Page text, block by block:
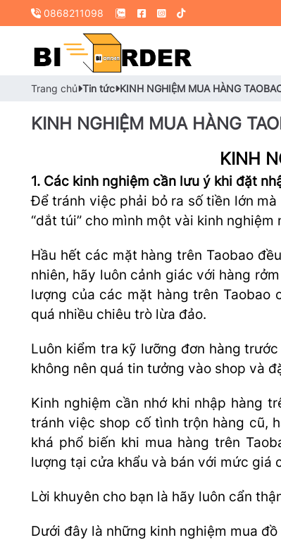
0868211098
Trang chủ Tin tức KINH NGHIỆM MUA HÀNG
KINH NGHIỆM MUA HÀNG
KINH
1. Các kinh nghiệm cần lưu ý khi đặt
Để tránh việc phải bỏ ra số tiền lớn
“dắt túi” cho mình một vài kinh nghiệm
Hầu hết các mặt hàng trên Taobao
nhiên, hãy luôn cảnh giác với hàng
lượng của các mặt hàng trên Taobao
quá nhiều chiêu trò lừa đảo.
Luôn kiểm tra kỹ lưỡng đơn hàng
không nên quá tin tưởng vào shop và
Kinh nghiệm cần nhớ khi nhập hàng
tránh việc shop cố tình trộn hàng cũ,
khá phổ biến khi mua hàng trên
lượng tại cửa khẩu và bán với mức giá
Lời khuyên cho bạn là hãy luôn cẩn
Dưới đây là những kinh nghiệm mua